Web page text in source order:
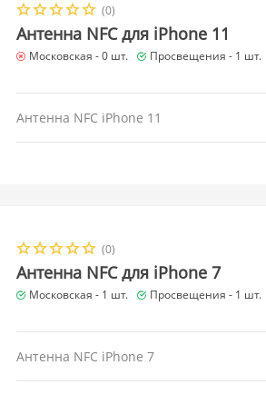
(0)
Антенна NFC для iPhone 11
Московская -0 шт. Просвещения - 1 шт.
Антенна NFC iPhone 11
(0)
Антенна NFC для iPhone 7
Московская - 1 шт. Просвещения - 1 шт.
Антенна NFC iPhone 7